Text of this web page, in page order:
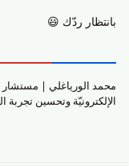
بانتظار ردّك 😃
الإلكترونيّة وتحسين تجربة